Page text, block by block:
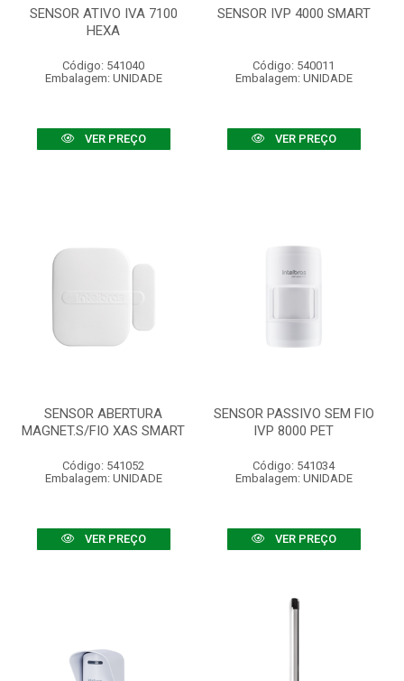
SENSOR ATIVO IVA 7100
HEXA
Código: 541040
Embalagem: UNIDADE
VER PREÇO
SENSOR IVP 4000 SMART
Código: 540011
Embalagem: UNIDADE
VER PREÇO
SENSOR ABERTURA
MAGNET.S/FIO XAS SMART
Código: 541052
Embalagem: UNIDADE
VER PREÇO
SENSOR PASSIVO SEM FIO
IVP 8000 PET
Código: 541034
Embalagem: UNIDADE
VER PREÇO